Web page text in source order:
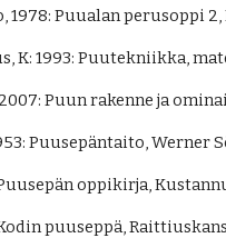
1978: Puualan perusoppi
K: 1993: Puutekniikka,
Puun rakenne ja
Puusepäntaito, Werner
oppikirja,
puuseppä,